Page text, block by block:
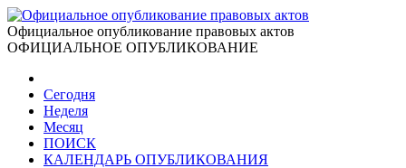
Официальное опубликование правовых актов
ОФИЦИАЛЬНОЕ ОПУБЛИКОВАНИЕ
Сегодня
Неделя
Месяц
ПОИСК
КАЛЕНДАРЬ ОПУБЛИКОВАНИЯ